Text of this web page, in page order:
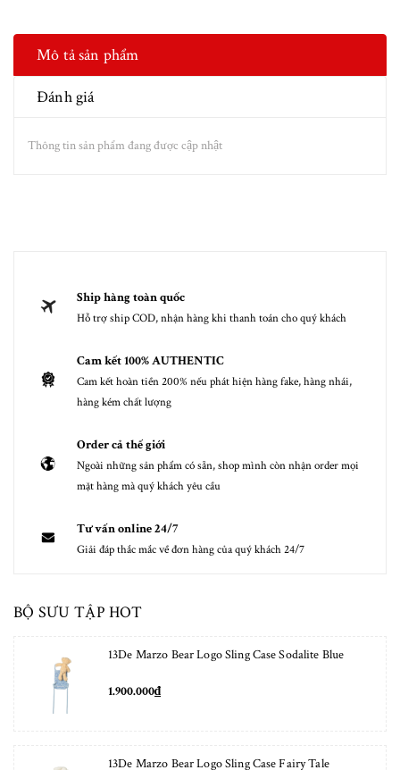
Mô tả sản phẩm
Đánh giá
Thông tin sản phẩm đang được cập nhật
Ship hàng toàn quốc
Hỗ trợ ship COD, nhận hàng khi thanh toán cho quý khách
Cam kết 100% AUTHENTIC
Cam kết hoàn tiền 200% nếu phát hiện hàng fake, hàng nhái,
hàng kém chất lượng
Order cả thế giới
Ngoài những sản phẩm có sẵn, shop mình còn nhận order mọi
mặt hàng mà quý khách yêu cầu
Tư vấn online 24/7
Giải đáp thắc mắc về đơn hàng của quý khách 24/7
BỘ SƯU TẬP HOT
13De Marzo Bear Logo Sling Case Sodalite Blue
1.900.000₫
13De Marzo Bear Logo Sling Case Fairy Tale